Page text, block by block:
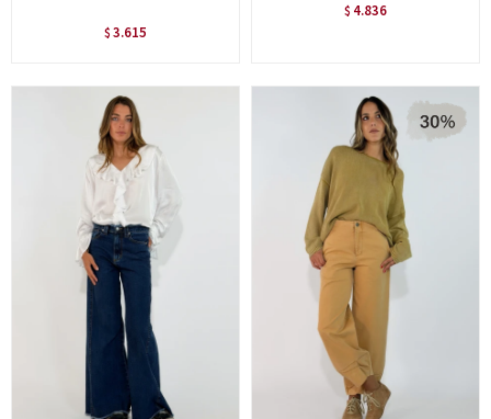
$ 3.615
$ 4.836